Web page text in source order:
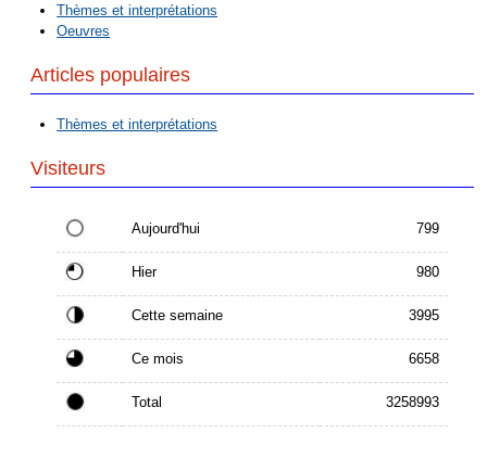
Thèmes et interprétations
Oeuvres
Articles populaires
Thèmes et interprétations
Visiteurs
Aujourd'hui 799
Hier 980
Cette semaine 3995
Ce mois 6658
Total 3258993